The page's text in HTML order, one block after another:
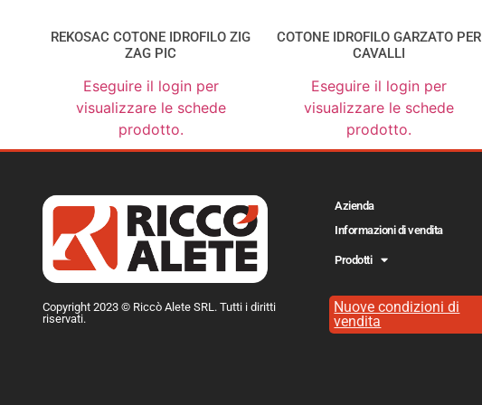
REKOSAC COTONE IDROFILO ZIG
ZAG PIC
Eseguire il login per
visualizzare le schede
prodotto.
COTONE IDROFILO GARZATO PER
CAVALLI
Eseguire il login per
visualizzare le schede
prodotto.
Copyright 2023 © Riccò Alete SRL. Tutti i diritti
riservati.
Azienda
Informazioni di vendita
Prodotti
Nuove condizioni di
vendita